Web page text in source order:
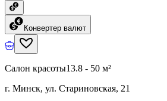
Конвертер валют
Салон красоты13.8 - 50 м²
г. Минск, ул. Стариновская, 21